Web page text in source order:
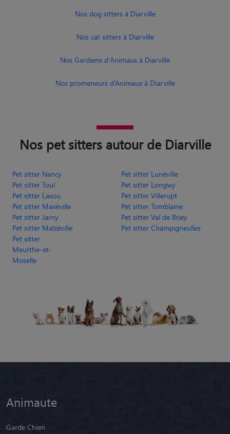
Nos dog sitters à Diarville
Nos cat sitters à Diarville
Nos Gardiens d'Animaux à Diarville
Nos promeneurs d’Animaux à Diarville
Nos pet sitters autour de Diarville
Pet sitter Nancy
Pet sitter Lunéville
Pet sitter Toul
Pet sitter Longwy
Pet sitter Laxou
Pet sitter Villerupt
Pet sitter Maxéville
Pet sitter Tomblaine
Pet sitter Jarny
Pet sitter Val de Briey
Pet sitter Malzéville
Pet sitter Champigneulles
Pet sitter
Meurthe-et-
Moselle
Animaute
Garde Chien